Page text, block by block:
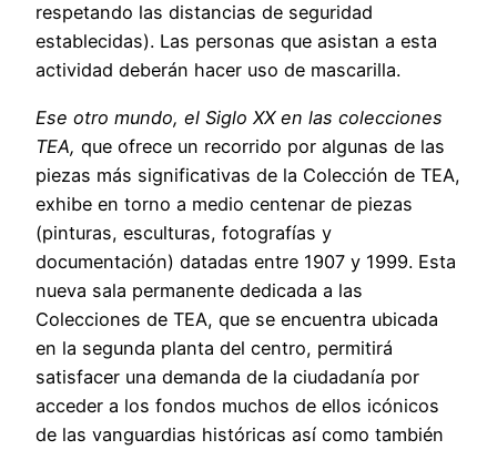
respetando las distancias de seguridad
establecidas). Las personas que asistan a esta
actividad deberán hacer uso de mascarilla.
Ese otro mundo, el Siglo XX en las colecciones
TEA, que ofrece un recorrido por algunas de las
piezas más significativas de la Colección de TEA,
exhibe en torno a medio centenar de piezas
(pinturas, esculturas, fotografías y
documentación) datadas entre 1907 y 1999. Esta
nueva sala permanente dedicada a las
Colecciones de TEA, que se encuentra ubicada
en la segunda planta del centro, permitirá
satisfacer una demanda de la ciudadanía por
acceder a los fondos muchos de ellos icónicos
de las vanguardias históricas así como también